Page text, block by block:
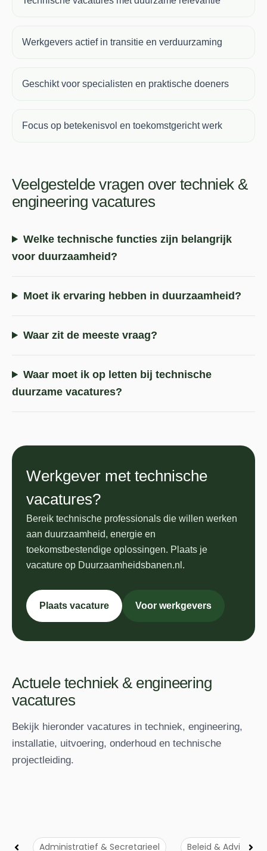
Werkgevers actief in transitie en verduurzaming
Geschikt voor specialisten en praktische doeners
Focus op betekenisvol en toekomstgericht werk
Veelgestelde vragen over techniek &
engineering vacatures
Welke technische functies zijn belangrijk
voor duurzaamheid?
Moet ik ervaring hebben in duurzaamheid?
Waar zit de meeste vraag?
Waar moet ik op letten bij technische
duurzame vacatures?
Werkgever met technische
vacatures?
Bereik technische professionals die willen werken
aan duurzaamheid, energie en
toekomstbestendige oplossingen. Plaats je
vacature op Duurzaamheidsbanen.nl.
Plaats vacature Voor werkgevers
Actuele techniek & engineering
vacatures
Bekijk hieronder vacatures in techniek, engineering,
installatie, uitvoering, onderhoud en technische
projectleiding.
Administratief & Secretarieel Beleid & Advies